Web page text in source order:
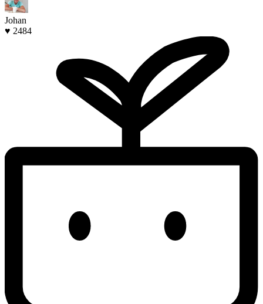
Johan
♥ 2484